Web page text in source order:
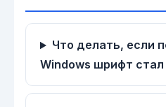
Что делать, если
Windows шрифт